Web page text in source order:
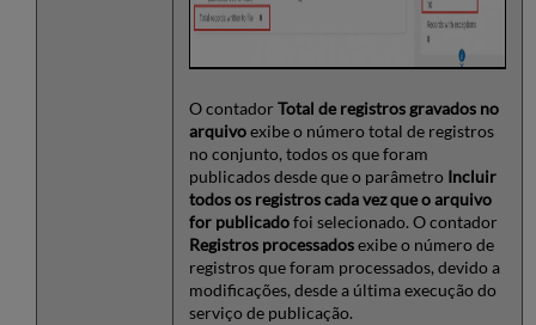
O contador Total de registros gravados no
arquivoexibe o número total de registros
no conjunto, todos os que foram
publicados desde que o parâmetro Incluir
todos os registros cada vez que o arquivo
for publicadofoi selecionado. O contador
Registros processadosexibe o número de
registros que foram processados, devido a
modificações, desde a última execução do
serviço de publicação.